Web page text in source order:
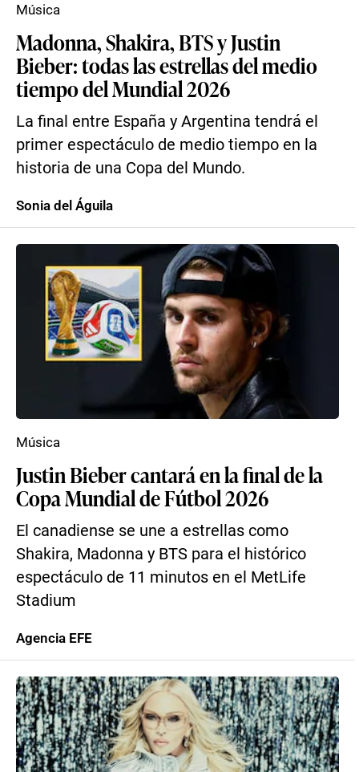
Madonna, Shakira, BTS y Justin
Bieber: todas las estrellas del medio
tiempo del Mundial 2026
La final entre España y Argentina tendrá el
primer espectáculo de medio tiempo en la
historia de una Copa del Mundo.
Música
Sonia del Águila
Justin Bieber cantará en la final de la
Copa Mundial de Fútbol 2026
El canadiense se une a estrellas como
Shakira, Madonna y BTS para el histórico
espectáculo de 11 minutos en el MetLife
Stadium
Música
Agencia EFE